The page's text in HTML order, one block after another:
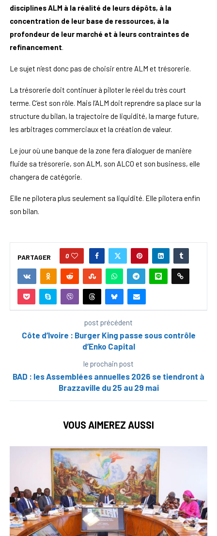
disciplines ALM à la réalité de leurs dépôts, à la
concentration de leur base de ressources, à la
profondeur de leur marché et à leurs contraintes de
refinancement.
Le sujet n’est donc pas de choisir entre ALM et trésorerie.
La trésorerie doit continuer à piloter le réel du très court
terme. C’est son rôle. Mais l’ALM doit reprendre sa place sur la
structure du bilan, la trajectoire de liquidité, la marge future,
les arbitrages commerciaux et la création de valeur.
Le jour où une banque de la zone fera dialoguer de manière
fluide sa trésorerie, son ALM, son ALCO et son business, elle
changera de catégorie.
Elle ne pilotera plus seulement sa liquidité. Elle pilotera enfin
son bilan.
PARTAGER 0
post précédent
Côte d’Ivoire : Burger King passe sous contrôle
d’Enko Capital
le prochain post
BAD : les Assemblées annuelles 2026 se tiendront à
Brazzaville du 25 au 29 mai
VOUS AIMEREZ AUSSI